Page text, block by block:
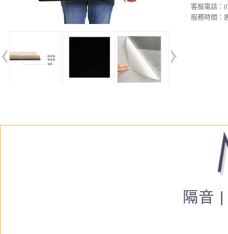
客服電話：
服務時間：